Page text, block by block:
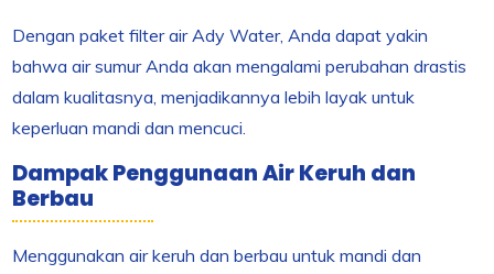
Dengan paket filter air Ady Water, Anda dapat yakin
bahwa air sumur Anda akan mengalami perubahan drastis
dalam kualitasnya, menjadikannya lebih layak untuk
keperluan mandi dan mencuci.
Dampak Penggunaan Air Keruh dan
Berbau
Menggunakan air keruh dan berbau untuk mandi dan